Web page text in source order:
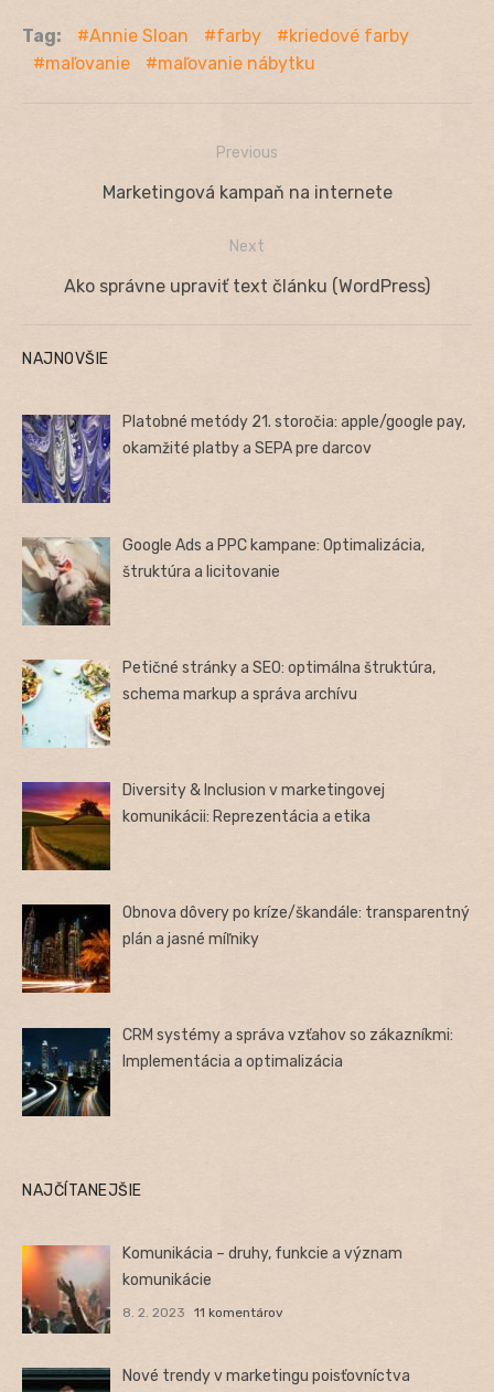
Tag: Annie Sloan farby
kriedové farby
maľovanie
maľovanie nábytku
Navigácia
Previous
Previous
Marketingová kampaň na internete
Next
Next
Ako správne upraviť text článku (WordPress)
NAJNOVŠIE
Platobné metódy 21. storočia: apple/google pay,
okamžité platby a SEPA pre darcov
Google Ads a PPC kampane: Optimalizácia,
štruktúra a licitovanie
Petičné stránky a SEO: optimálna štruktúra,
schema markup a správa archívu
Diversity & Inclusion v marketingovej
komunikácii: Reprezentácia a etika
Obnova dôvery po kríze/škandále: transparentný
plán a jasné míľniky
CRM systémy a správa vzťahov so zákazníkmi:
Implementácia a optimalizácia
NAJČÍTANEJŠIE
Komunikácia – druhy, funkcie a význam
komunikácie
8. 2. 2023 11 komentárov
Nové trendy v marketingu poisťovníctva